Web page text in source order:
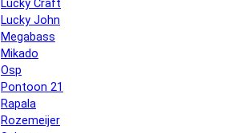
Lucky Craft
Lucky John
Megabass
Mikado
Osp
Pontoon 21
Rapala
Rozemeijer